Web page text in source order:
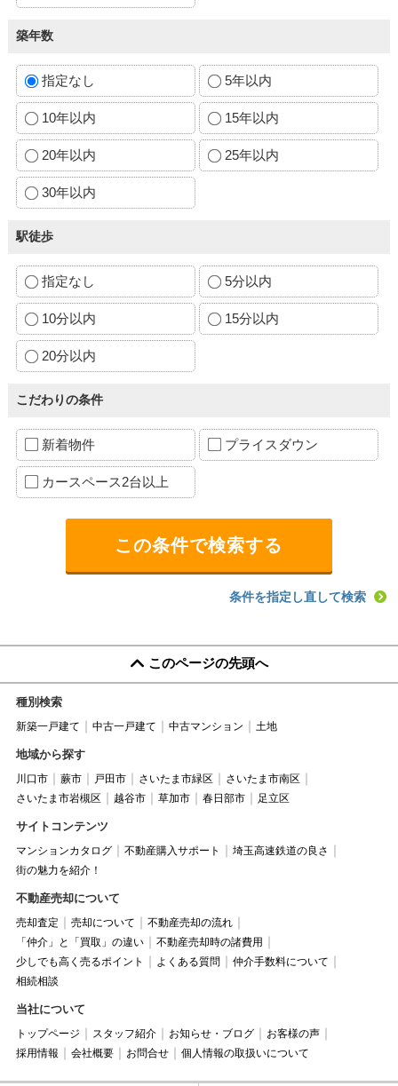
築年数
指定なし 5年以内
10年以内 15年以内
20年以内 25年以内
30年以内
駅徒歩
指定なし 5分以内
10分以内 15分以内
20分以内
こだわりの条件
新着物件 プライスダウン
カースペース2台以上
条件を指定し直して検索
このページの先頭へ
種別検索
新築一戸建て 中古一戸建て 中古マンション 土地
地域から探す
川口市 蕨市 戸田市 さいたま市緑区
さいたま市南区
さいたま市岩槻区
越谷市 草加市 春日部市 足立区
サイトコンテンツ
マンションカタログ 不動産購入サポート
埼玉高速鉄道の良さ
街の魅力を紹介！
不動産売却について
売却査定 売却について
不動産売却の流れ
「仲介」と「買取」の違い
不動産売却時の諸費用
少しでも高く売るポイント
よくある質問
仲介手数料について
相続相談
当社について
トップページ スタッフ紹介 お知らせ・ブログ
お客様の声
採用情報
会社概要 お問合せ 個人情報の取扱いについて